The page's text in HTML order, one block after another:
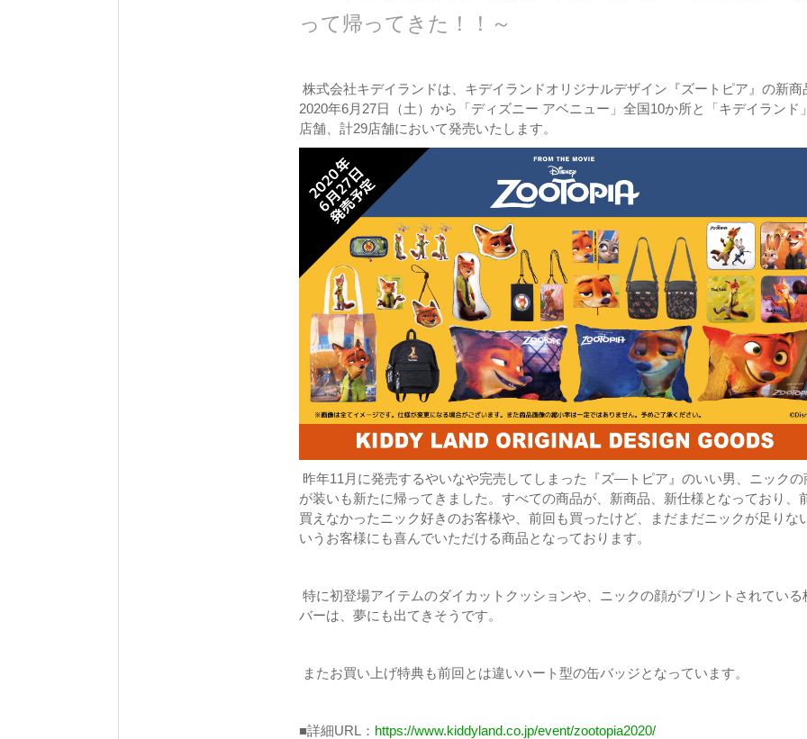
って帰ってきた！！～
株式会社キデイランドは、キデイランドオリジナルデザイン『ズートピア』の新商
2020年6月27日（土）から「ディズニー アベニュー」全国10か所と「キデイランド
店舗、計29店舗において発売いたします。
昨年11月に発売するやいなや完売してしまった『ズ―トピア』のいい男、ニックの
が装いも新たに帰ってきました。すべての商品が、新商品、新仕様となっており、
買えなかったニック好きのお客様や、前回も買ったけど、まだまだニックが足りな
いうお客様にも喜んでいただける商品となっております。
特に初登場アイテムのダイカットクッションや、ニックの顔がプリントされている
バーは、夢にも出てきそうです。
またお買い上げ特典も前回とは違いハート型の缶バッジとなっています。
■詳細URL： https://www.kiddyland.co.jp/event/zootopia2020/